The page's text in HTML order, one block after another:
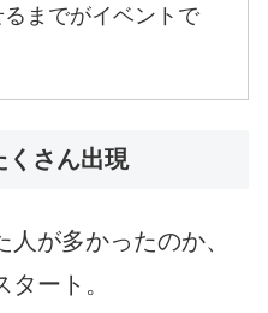
までがイベントで
くさん出現
が多かったのか、
ート。